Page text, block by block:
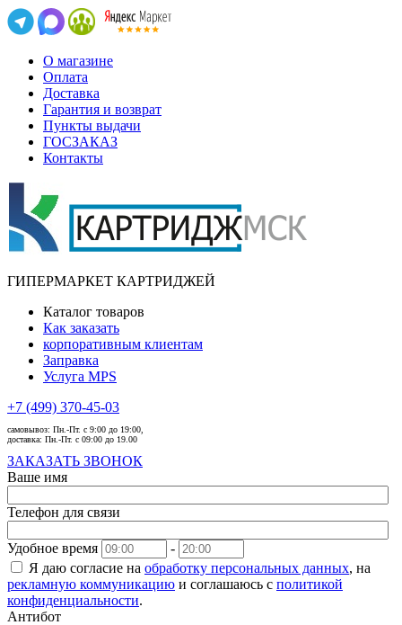
О магазине
Оплата
Доставка
Гарантия и возврат
Пункты выдачи
ГОСЗАКАЗ
Контакты
ГИПЕРМАРКЕТ КАРТРИДЖЕЙ
Каталог товаров
Как заказать
корпоративным клиентам
Заправка
Услуга MPS
+7 (499) 370-45-03
самовывоз: Пн.-Пт. с 9:00 до 19:00,
доставка: Пн.-Пт. с 09:00 до 19.00
ЗАКАЗАТЬ ЗВОНОК
Ваше имя
Телефон для связи
Удобное время
-
Я даю согласие на обработку персональных данных, на
рекламную коммуникацию и соглашаюсь с политикой
конфиденциальности.
Антибот